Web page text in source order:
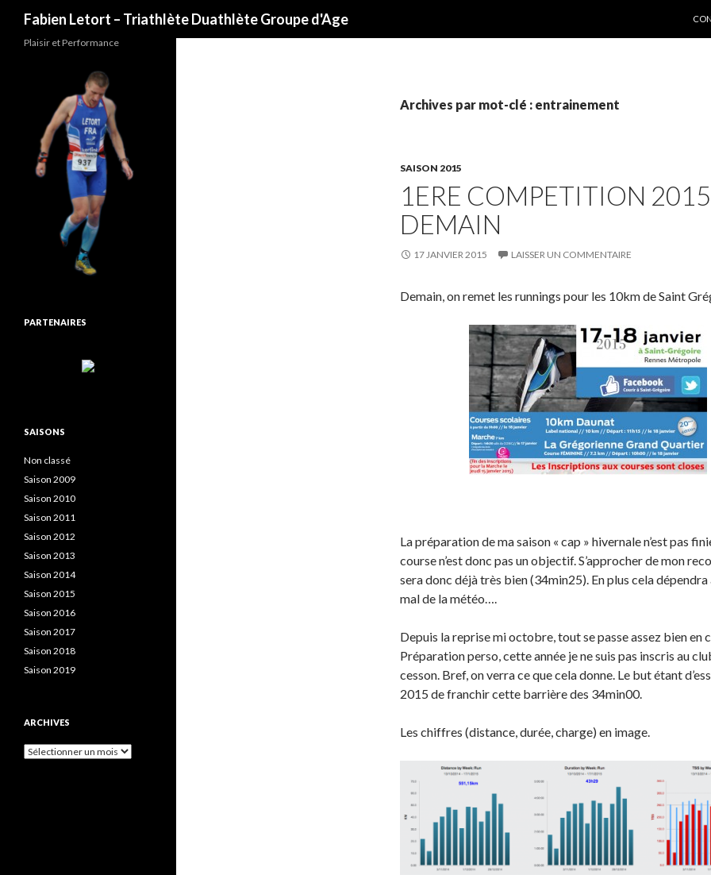
Fabien Letort – Triathlète Duathlète Groupe d'Age
Archives par mot-clé : entrainement
SAISON 2015
1ERE COMPETITION 2015
DEMAIN
17 JANVIER 2015 LAISSER UN COMMENTAIRE
Demain, on remet les runnings pour les 10km de Saint
La préparation de ma saison « cap » hivernale n’est pas
course n’est donc pas un objectif. S’approcher de mon
sera donc déjà très bien (34min25). En plus cela dépendra
mal de la météo….
Depuis la reprise mi octobre, tout se passe assez bien en
Préparation perso, cette année je ne suis pas inscris au
cesson. Bref, on verra ce que cela donne. Le but étant
2015 de franchir cette barrière des 34min00.
Les chiffres (distance, durée, charge) en image.
Plaisir et Performance
PARTENAIRES
SAISONS
Non classé
Saison 2009
Saison 2010
Saison 2011
Saison 2012
Saison 2013
Saison 2014
Saison 2015
Saison 2016
Saison 2017
Saison 2018
Saison 2019
ARCHIVES
Archives